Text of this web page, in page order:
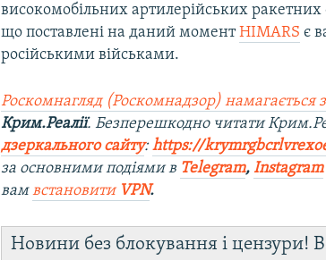
високомобільних артилерійських
що поставлені на даний моментHIMARS є
російськими військами.
Роскомнагляд (Роскомнадзор) намагається
Крим.Реалії. Безперешкодно читати
дзеркального сайту:https://
за основними подіями в Telegram,Instagram
вамвстановити VPN.
Новини без блокування і цензури!